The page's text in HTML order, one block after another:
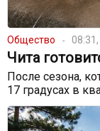
Общество
Чита
После сезона,
17 градусах в